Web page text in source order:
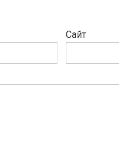
Сайт